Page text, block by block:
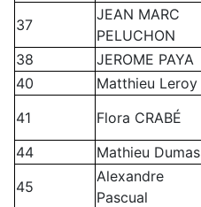
37
JEAN MARC
PELUCHON
38
JEROME PAYA
40
Matthieu Leroy
41
Flora CRABÉ
44
Mathieu Dumas
45
Alexandre
Pascual